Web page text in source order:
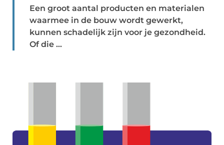
Een groot aantal producten en materialen
waarmee in de bouw wordt gewerkt,
kunnen schadelijk zijn voor je gezondheid.
Of die ...